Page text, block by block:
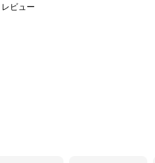
レビュー